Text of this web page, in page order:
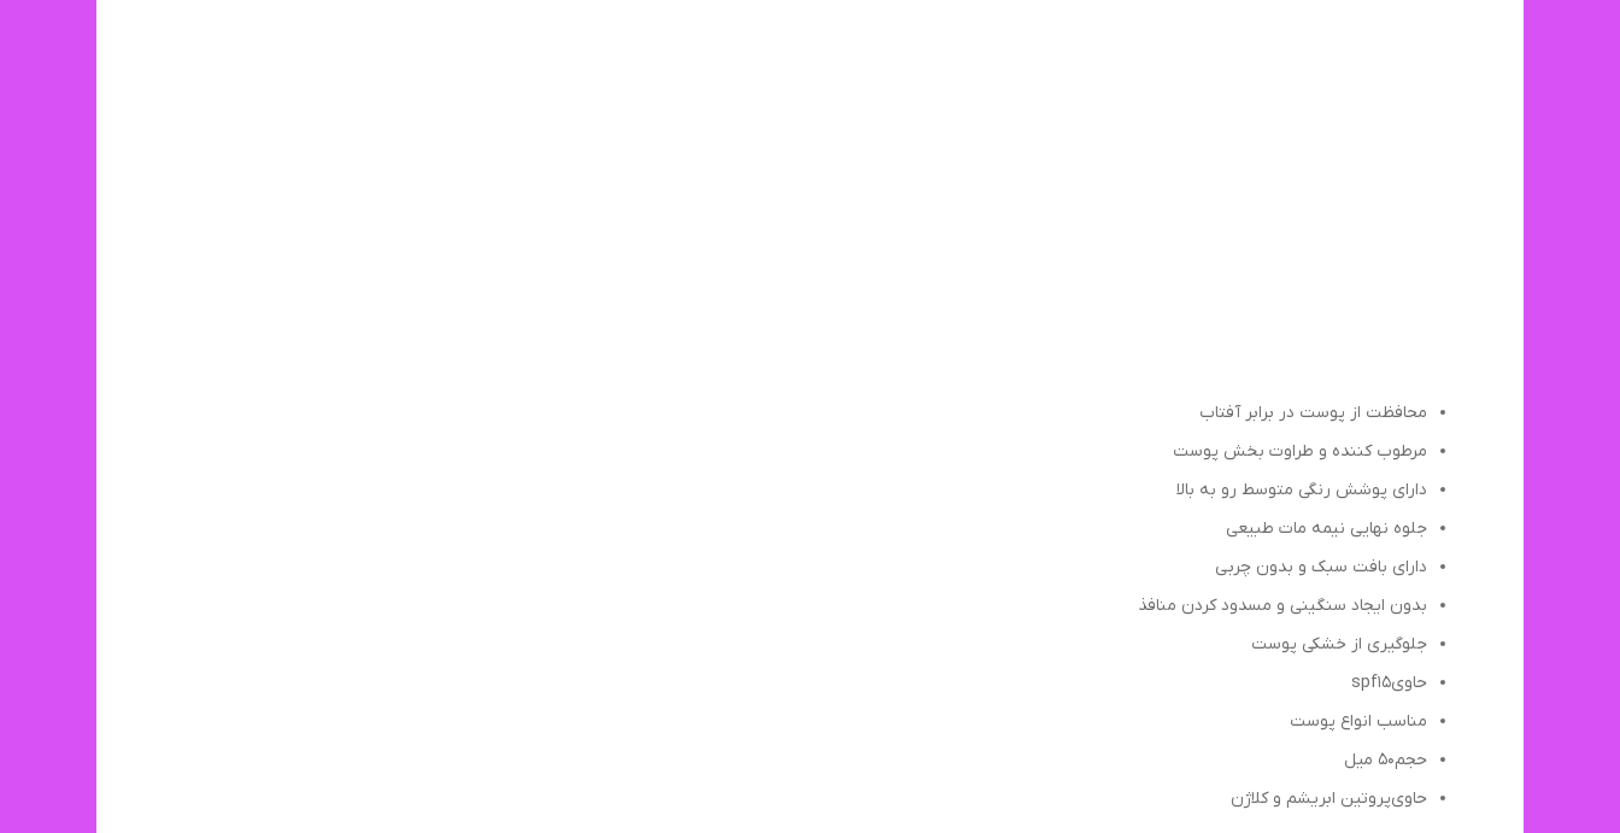
محافظت از پوست در برابر آفتاب
مرطوب کننده و طراوت بخش پوست
دارای پوشش رنگی متوسط رو به بالا
جلوه نهایی نیمه مات طبیعی
دارای بافت سبک و بدون چربی
بدون ایجاد سنگینی و مسدود کردن منافذ
جلوگیری از خشکی پوست
حاوی‌spf15
مناسب انواع پوست
حجم‌۵۰ میل
حاوی‌پروتین‌ ابریشم و کلاژن